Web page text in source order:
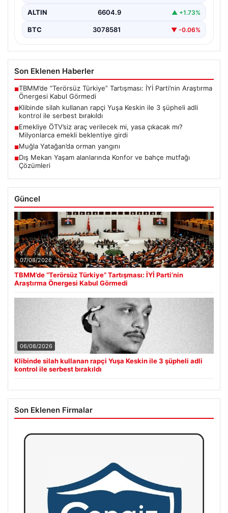
ALTIN 6604.9 ▲ +1.73%
BTC 3078581 ▼ -0.06%
Son Eklenen Haberler
■TBMM’de “Terörsüz Türkiye” Tartışması: İYİ Parti’nin Araştırma
Önergesi Kabul Görmedi
■Klibinde silah kullanan rapçi Yuşa Keskin ile 3 şüpheli adli
kontrol ile serbest bırakıldı
■Emekliye ÖTV’siz araç verilecek mi, yasa çıkacak mı?
Milyonlarca emekli beklentiye girdi
■Muğla Yatağan’da orman yangını
■Dış Mekan Yaşam alanlarında Konfor ve bahçe mutfağı
Çözümleri
Güncel
07/08/2026
TBMM’de “Terörsüz Türkiye” Tartışması: İYİ Parti’nin
Araştırma Önergesi Kabul Görmedi
06/08/2026
Klibinde silah kullanan rapçi Yuşa Keskin ile 3 şüpheli adli
kontrol ile serbest bırakıldı
Son Eklenen Firmalar